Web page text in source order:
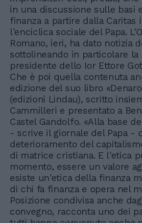
in una discussione sulle basi
finanza a partire dalla Caritas
l'enciclica sociale del Papa.
Romano, ieri, ha dato notizia
sottolineando in particolare la
presidente dello Ior Ettore
Che è poi quella contenuta
edizione del suo libro
(edizioni Lindau), scritto
Cammilleri e presentato a
Castel Gandolfo. «Alla base
- scrive il giornale del Papa -
deterioramento del
di matrice cristiana. E l'etica
momento, essere un valore
esiste un'etica della finanza
di chi fa finanza e opera nel
Posizione condivisa anche
convegno, racconta uno dei